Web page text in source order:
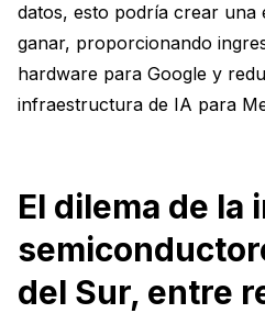
datos, esto podría crear una
ganar, proporcionando
hardware para Google y
infraestructura de IA para
El dilema de la
del Sur, entre